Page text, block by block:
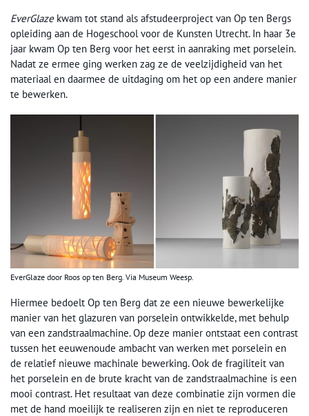
EverGlazekwam tot stand als afstudeerproject van Op ten Bergs
opleiding aan de Hogeschool voor de Kunsten Utrecht. In haar 3e
jaar kwam Op ten Berg voor het eerst in aanraking met porselein.
Nadat ze ermee ging werken zag ze de veelzijdigheid van het
materiaal en daarmee de uitdaging om het op een andere manier
te bewerken.
EverGlaze door Roos op ten Berg. Via Museum Weesp.
Hiermee bedoelt Op ten Berg dat ze een nieuwe bewerkelijke
manier van het glazuren van porselein ontwikkelde, met behulp
van een zandstraalmachine. Op deze manier ontstaat een contrast
tussen het eeuwenoude ambacht van werken met porselein en
de relatief nieuwe machinale bewerking. Ook de fragiliteit van
het porselein en de brute kracht van de zandstraalmachine is een
mooi contrast. Het resultaat van deze combinatie zijn vormen die
met de hand moeilijk te realiseren zijn en niet te reproduceren